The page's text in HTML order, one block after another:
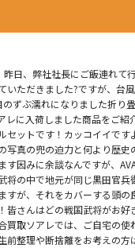
昨日、弊社社長にご飯連れて
いただきました?ですが、台
ずぶ濡れになりました折り
レに入荷しました商品をご紹
セットです！カッコイイで
写真の兜の迫力と何より歴
す因みに余談なんですが、
将の中で地元が同じ黒田官
すが、それをカバーする頭
皆さんはどの戦国武将がお好
買取ソアレでは、ご自宅の
前整理や断捨離をお考えの方